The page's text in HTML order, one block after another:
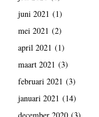
juni 2021 (1)
mei 2021 (2)
april 2021 (1)
maart 2021 (3)
februari 2021 (3)
januari 2021 (14)